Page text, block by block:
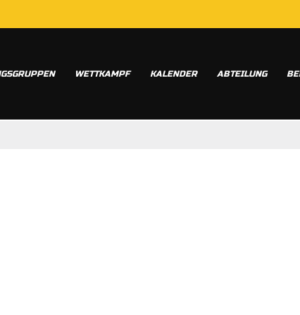
WETTKAMPF KALENDER ABTEILUNG